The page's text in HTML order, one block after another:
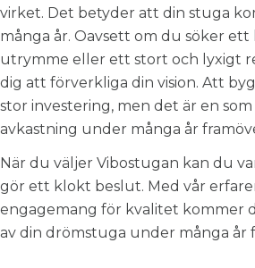
virket. Det betyder att din stuga
många år. Oavsett om du söker
utrymme eller ett stort och lyxigt
dig att förverkliga din vision. Att
stor investering, men det är en
avkastning under många år
När du väljer Vibostugan kan du
gör ett klokt beslut. Med vår
engagemang för kvalitet kommer
av din drömstuga under många år